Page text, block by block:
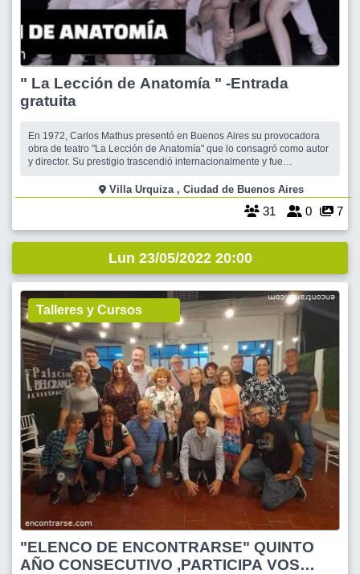
" La Lección de Anatomía " -Entrada
gratuita
En 1972, Carlos Mathus presentó en Buenos Aires su provocadora
obra de teatro "La Lección de Anatomía" que lo consagró como autor
y director. Su prestigio trascendió internacionalmente y fue
sus 77 años, Mathus se pregunta si ésta creación de rebeldía juvenil
aún contin�
Villa Urquiza , Ciudad de Buenos Aires
31 0 7
Lun 23/05/2022 20:00
Talleres y Cursos
"ELENCO DE ENCONTRARSE" QUINTO
AÑO CONSECUTIVO ,PARTICIPA VOS